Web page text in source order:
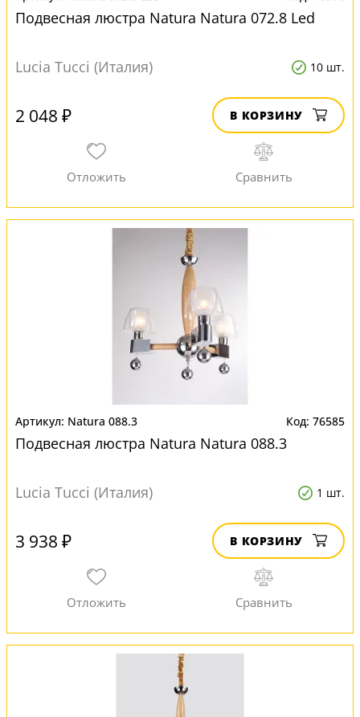
Подвесная люстра Natura Natura 072.8 Led
Lucia Tucci (Италия) 10 шт.
2 048 ₽ В КОРЗИНУ
Natura 088.3 76585
Подвесная люстра Natura Natura 088.3
Lucia Tucci (Италия) 1 шт.
3 938 ₽ В КОРЗИНУ